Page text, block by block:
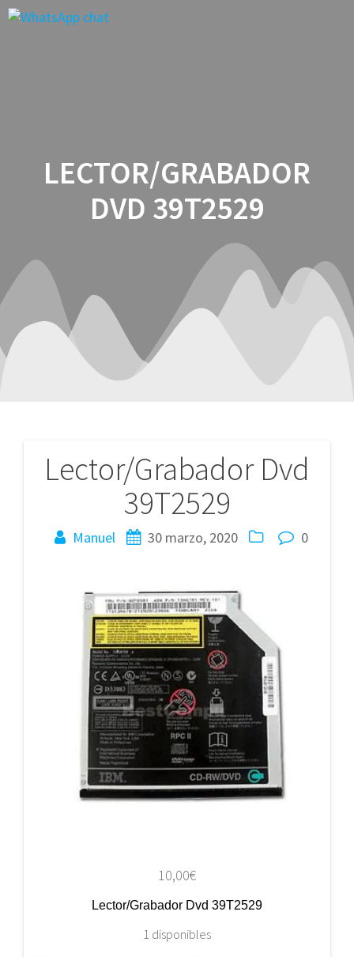
LECTOR/GRABADOR
DVD 39T2529
Lector/Grabador Dvd
39T2529
Manuel 30 marzo, 2020 0
10,00€
Lector/Grabador Dvd 39T2529
1 disponibles
Navegación
entradas